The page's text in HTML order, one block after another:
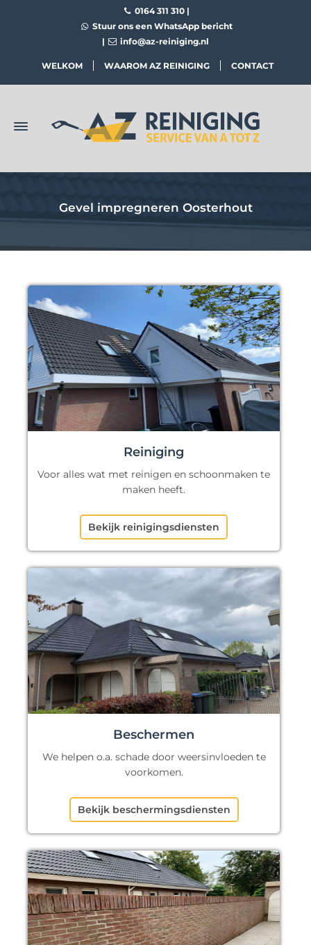
0164 311 310 |
Stuur ons een WhatsApp bericht
|
info@az-reiniging.nl
WELKOM WAAROM AZ REINIGING CONTACT
Gevel impregneren Oosterhout
Reiniging
Voor alles wat met reinigen en schoonmaken te
maken heeft.
Bekijk reinigingsdiensten
Beschermen
We helpen o.a. schade door weersinvloeden te
voorkomen.
Bekijk beschermingsdiensten